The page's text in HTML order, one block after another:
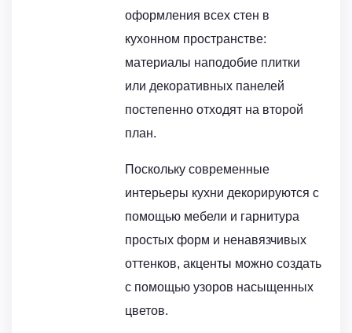
оформления всех стен в
кухонном пространстве:
материалы наподобие плитки
или декоративных панелей
постепенно отходят на второй
план.
Поскольку современные
интерьеры кухни декорируются с
помощью мебели и гарнитура
простых форм и ненавязчивых
оттенков, акценты можно создать
с помощью узоров насыщенных
цветов.